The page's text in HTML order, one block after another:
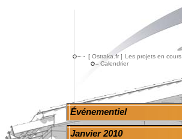
[ Ostraka.fr ] Les projets en cours
Calendrier
Événementiel
Janvier 2010